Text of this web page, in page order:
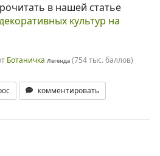
в нашей статье
культур на
Ботаничка Легенда (754 тыс.баллов)
комментировать